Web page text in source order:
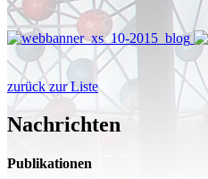
zurück zur Liste
Nachrichten
Publikationen